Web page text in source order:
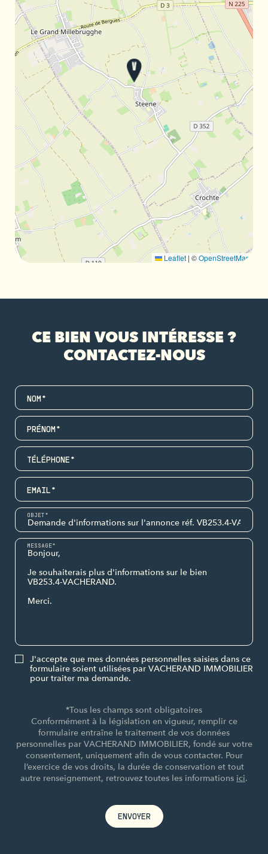
Leaflet | ©OpenStreetMap
CE BIEN VOUS INTÉRESSE ?
CONTACTEZ-NOUS
NOM*
PRÉNOM*
TÉLÉPHONE*
EMAIL*
OBJET*
MESSAGE*
J'accepte que mes données personnelles saisies dans ce
formulaire soient utilisées par VACHERAND IMMOBILIER
pour traiter ma demande.
*Tous les champs sont obligatoires
Conformément à la législation en vigueur, remplir ce
formulaire entraîne le traitement de vos données
personnelles par VACHERAND IMMOBILIER, fondé sur votre
consentement, uniquement afin de vous contacter. Pour
l’exercice de vos droits, la durée de conservation et tout
autre renseignement, retrouvez toutes les informations ici.
ENVOYER